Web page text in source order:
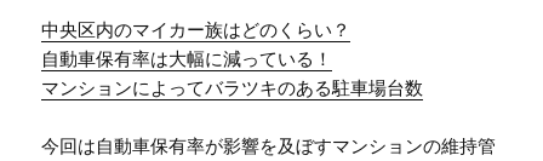
中央区内のマイカー族はどのくらい？
自動車保有率は大幅に減っている！
マンションによってバラツキのある駐車場台数
今回は自動車保有率が影響を及ぼすマンションの維持管